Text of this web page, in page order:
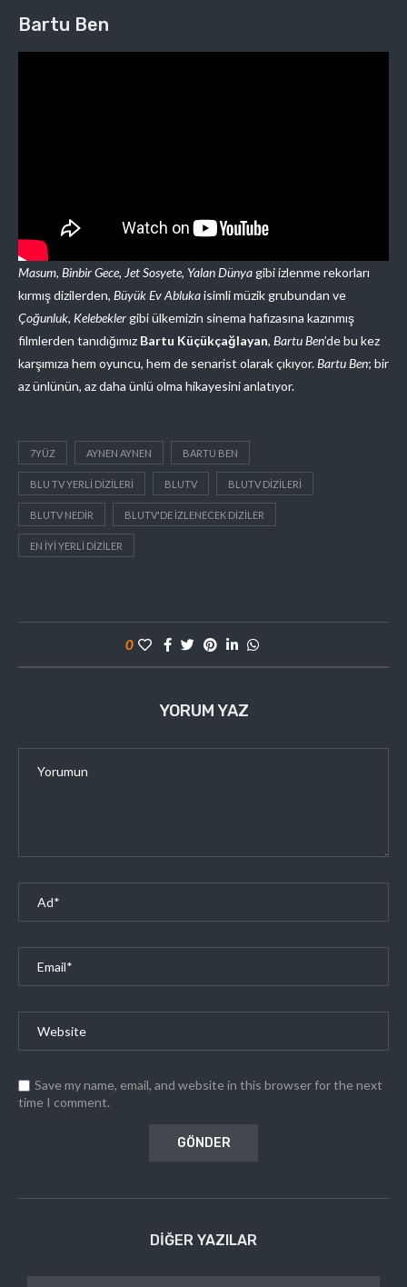
Bartu Ben
Masum, Binbir Gece, Jet Sosyete, Yalan Dünya gibi izlenme rekorları
kırmış dizilerden, Büyük Ev Ablukaisimli müzik grubundan ve
Çoğunluk, Kelebekler gibi ülkemizin sinema hafızasına kazınmış
filmlerden tanıdığımız Bartu Küçükçağlayan, Bartu Ben’de bu kez
karşımıza hem oyuncu, hem de senarist olarak çıkıyor.Bartu Ben; bir
az ünlünün, az daha ünlü olma hikayesini anlatıyor.
7YÜZ AYNEN AYNEN BARTU BEN
BLU TV YERLI DIZILERI BLUTV BLUTV DIZILERI
BLUTV NEDIR BLUTV'DE IZLENECEK DIZILER
EN IYI YERLI DIZILER
0
YORUM YAZ
Save my name, email, and website in this browser for the next
time I comment.
DIĞER YAZILAR